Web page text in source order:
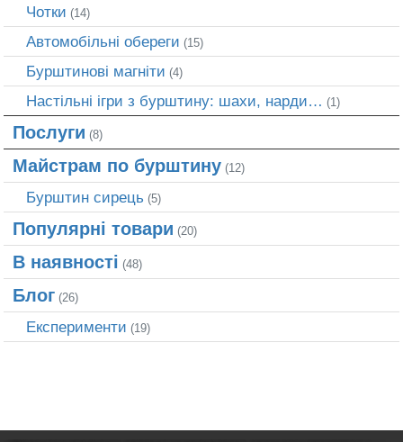
Чотки (14)
Автомобільні обереги (15)
Бурштинові магніти (4)
Настільні ігри з бурштину: шахи, нарди… (1)
Послуги (8)
Майстрам по бурштину (12)
Бурштин сирець (5)
Популярні товари (20)
В наявності (48)
Блог (26)
Експерименти (19)